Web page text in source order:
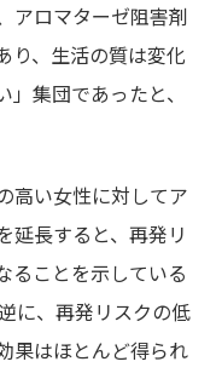
アロマターゼ阻害剤
り、生活の質は変化
集団であったと、
高い女性に対してア
延長すると、再発リ
ることを示している
に、再発リスクの低
果はほとんど得られ